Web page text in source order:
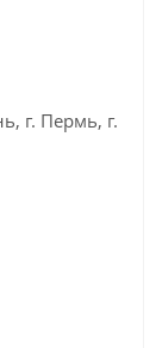
г. Пермь, г.